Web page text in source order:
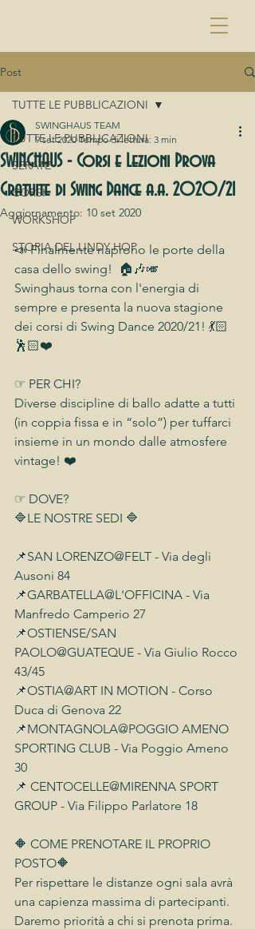
Post
TUTTE LE PUBBLICAZIONI
SERATE
CORSI
WORKSHOP
STORIA DEL LINDY HOP
TUTTE LE PUBBLICAZIONI
SWINGHAUS - Corsi e Lezioni Prova
Gratuite di Swing Dance a.a. 2020/21
SWINGHAUS TEAM
9 set 2020 Tempo di lettura: 3 min
Aggiornamento: 10 set 2020
📣 Finalmente riaprono le porte della
casa dello swing!  🏠🎶🎺
Swinghaus torna con l'energia di
sempre e presenta la nuova stagione
dei corsi di Swing Dance 2020/21! 💃🏻
🕺🏻❤️
☞ PER CHI?
Diverse discipline di ballo adatte a tutti
(in coppia fissa e in “solo”) per tuffarci
insieme in un mondo dalle atmosfere
vintage! ❤️
☞ DOVE?
🔷LE NOSTRE SEDI 🔷
📌SAN LORENZO@FELT - Via degli
Ausoni 84
📌GARBATELLA@L'OFFICINA - Via
Manfredo Camperio 27
📌OSTIENSE/SAN
PAOLO@GUATEQUE - Via Giulio Rocco
43/45
📌OSTIA@ART IN MOTION - Corso
Duca di Genova 22
📌MONTAGNOLA@POGGIO AMENO
SPORTING CLUB - Via Poggio Ameno
30
📌 CENTOCELLE@MIRENNA SPORT
GROUP - Via Filippo Parlatore 18
🔶 COME PRENOTARE IL PROPRIO
POSTO🔶
Per rispettare le distanze ogni sala avrà
una capienza massima di partecipanti.
Daremo priorità a chi si prenota prima.